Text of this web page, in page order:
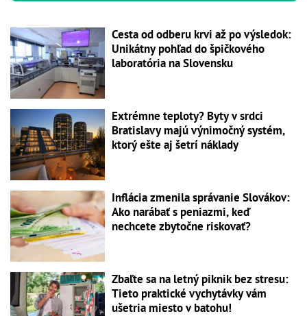
Cesta od odberu krvi až po výsledok:
Unikátny pohľad do špičkového
laboratória na Slovensku
Extrémne teploty? Byty v srdci
Bratislavy majú výnimočný systém,
ktorý ešte aj šetrí náklady
Inflácia zmenila správanie Slovákov:
Ako narábať s peniazmi, keď
nechcete zbytočne riskovať?
Zbaľte sa na letný piknik bez stresu:
Tieto praktické vychytávky vám
ušetria miesto v batohu!